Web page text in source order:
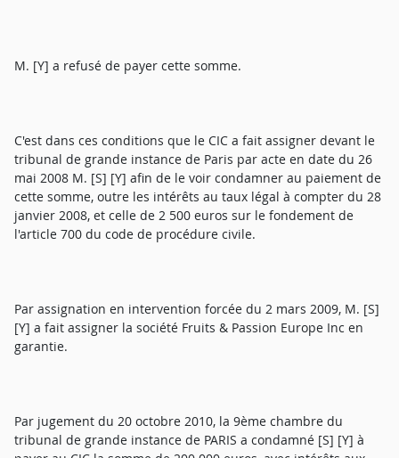
M. [Y] a refusé de payer cette somme.
C'est dans ces conditions que le CIC a fait assigner devant le
tribunal de grande instance de Paris par acte en date du 26
mai 2008 M. [S] [Y] afin de le voir condamner au paiement de
cette somme, outre les intérêts au taux légal à compter du 28
janvier 2008, et celle de 2 500 euros sur le fondement de
l'article 700 du code de procédure civile.
Par assignation en intervention forcée du 2 mars 2009, M. [S]
[Y] a fait assigner la société Fruits & Passion Europe Inc en
garantie.
Par jugement du 20 octobre 2010, la 9ème chambre du
tribunal de grande instance de PARIS a condamné [S] [Y] à